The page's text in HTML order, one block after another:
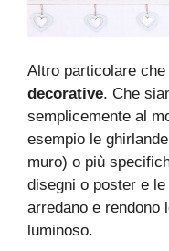
Altro particolare
decorative. Che
semplicemente al
esempio le
muro) o più
disegni o poster e
arredano e rendono
luminoso.